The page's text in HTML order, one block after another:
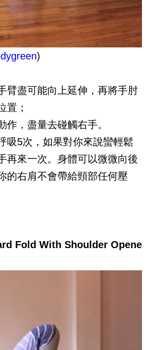
)
臂盡可能向上延伸，再將手肘
置；
作，盡量去碰觸右手。
吸5次，如果對你來說蠻輕鬆
再來一次。身體可以微微向後
的右肩不會帶給頸部任何壓
Fold With Shoulder Opene